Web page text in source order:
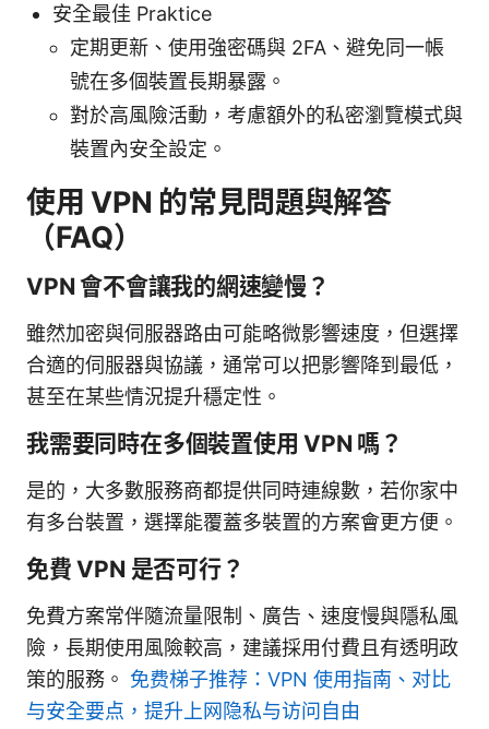
安全最佳 Praktice
定期更新、使用強密碼與 2FA、避免同一帳
號在多個裝置長期暴露。
對於高風險活動，考慮額外的私密瀏覽模式與
裝置內安全設定。
使用 VPN 的常見問題與解答
（FAQ）
VPN 會不會讓我的網速變慢？
雖然加密與伺服器路由可能略微影響速度，但選擇
合適的伺服器與協議，通常可以把影響降到最低，
甚至在某些情況提升穩定性。
我需要同時在多個裝置使用 VPN 嗎？
是的，大多數服務商都提供同時連線數，若你家中
有多台裝置，選擇能覆蓋多裝置的方案會更方便。
免費 VPN 是否可行？
免費方案常伴隨流量限制、廣告、速度慢與隱私風
險，長期使用風險較高，建議採用付費且有透明政
策的服務。 免费梯子推荐：VPN 使用指南、对比
与安全要点，提升上网隐私与访问自由